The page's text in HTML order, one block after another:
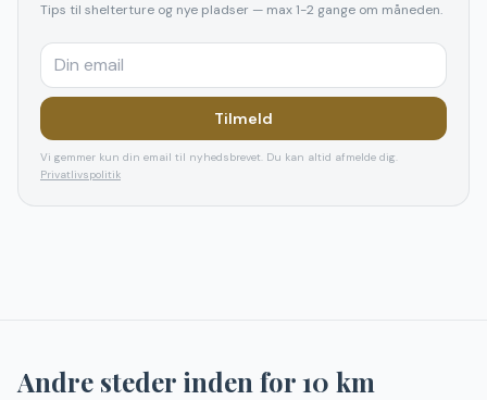
Tips til shelterture og nye pladser — max 1-2 gange om måneden.
Tilmeld
Vi gemmer kun din email til nyhedsbrevet. Du kan altid afmelde dig.
Privatlivspolitik
Andre steder inden for10 km